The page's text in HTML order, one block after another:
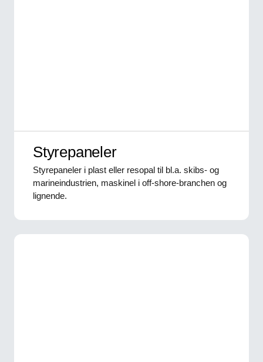
Styrepaneler
Styrepaneler i plast eller resopal til bl.a. skibs- og
marineindustrien, maskinel i off-shore-branchen og
lignende.